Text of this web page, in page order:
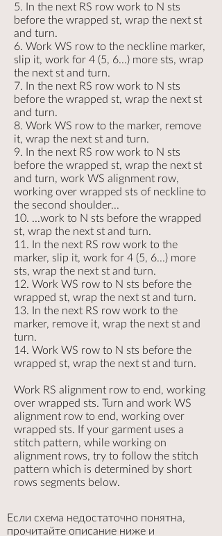
5. In the next RS row work to N sts
before the wrapped st, wrap the next st
and turn.
6. Work WS row to the neckline marker,
slip it, work for 4 (5, 6...) more sts, wrap
the next st and turn.
7. In the next RS row work to N sts
before the wrapped st, wrap the next st
and turn.
8. Work WS row to the marker, remove
it, wrap the next st and turn.
9. In the next RS row work to N sts
before the wrapped st, wrap the next st
and turn, work WS alignment row,
working over wrapped sts of neckline to
the second shoulder...
10. ...work to N sts before the wrapped
st, wrap the next st and turn.
11. In the next RS row work to the
marker, slip it, work for 4 (5, 6...) more
sts, wrap the next st and turn.
12. Work WS row to N sts before the
wrapped st, wrap the next st and turn.
13. In the next RS row work to the
marker, remove it, wrap the next st and
turn.
14. Work WS row to N sts before the
wrapped st, wrap the next st and turn.
Work RS alignment row to end, working
over wrapped sts. Turn and work WS
alignment row to end, working over
wrapped sts. If your garment uses a
stitch pattern, while working on
alignment rows, try to follow the stitch
pattern which is determined by short
rows segments below.
Если схема недостаточно понятна,
прочитайте описание ниже и